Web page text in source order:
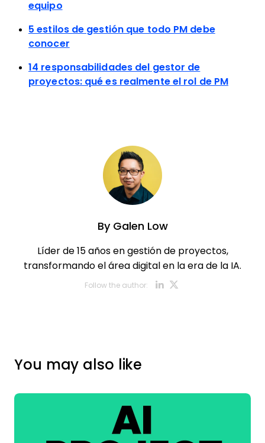
equipo
5 estilos de gestión que todo PM debe
conocer
14 responsabilidades del gestor de
proyectos: qué es realmente el rol de PM
ByGalen Low
Líder de 15 años en gestión de proyectos,
transformando el área digital en la era de la IA.
Follow the author: Opens new
You may also like